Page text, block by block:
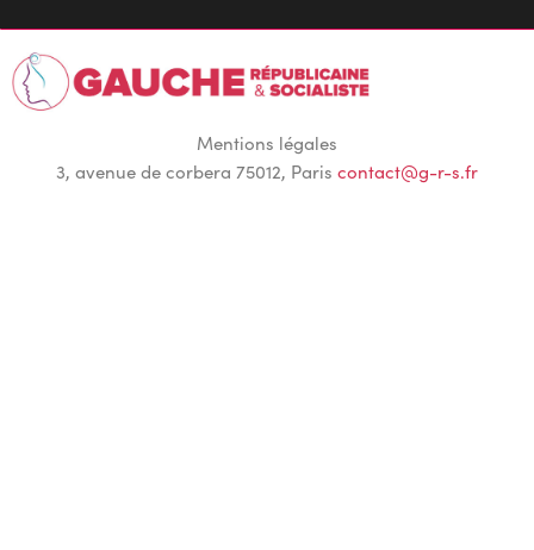
Mentions légales
3, avenue de corbera 75012, Paris contact@g-r-s.fr